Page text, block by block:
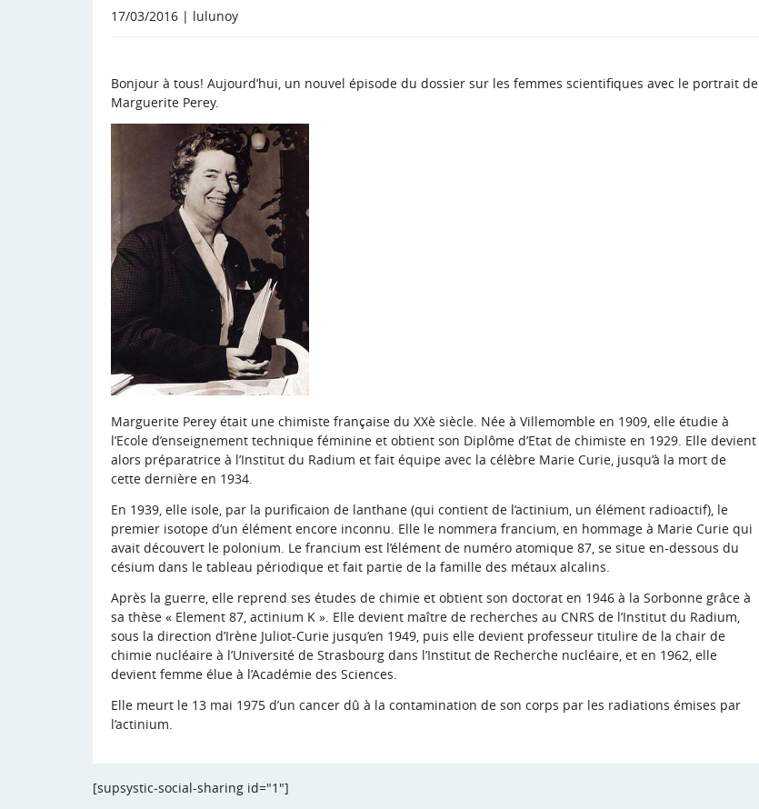
17/03/2016 | lulunoy
Bonjour à tous! Aujourd’hui, un nouvel épisode du dossier sur les femmes scientifiques avec le portrait de
Marguerite Perey.
Marguerite Perey était une chimiste française du XXè siècle. Née à Villemomble en 1909, elle étudie à
l’Ecole d’enseignement technique féminine et obtient son Diplôme d’Etat de chimiste en 1929. Elle devient
alors préparatrice à l’Institut du Radium et fait équipe avec la célèbre Marie Curie, jusqu’à la mort de
cette dernière en 1934.
En 1939, elle isole, par la purificaion de lanthane (qui contient de l’actinium, un élément radioactif), le
premier isotope d’un élément encore inconnu. Elle le nommera francium, en hommage à Marie Curie qui
avait découvert le polonium. Le francium est l’élément de numéro atomique 87, se situe en-dessous du
césium dans le tableau périodique et fait partie de la famille des métaux alcalins.
Après la guerre, elle reprend ses études de chimie et obtient son doctorat en 1946 à la Sorbonne grâce à
sa thèse « Element 87, actinium K ». Elle devient maître de recherches au CNRS de l’Institut du Radium,
sous la direction d’Irène Juliot-Curie jusqu’en 1949, puis elle devient professeur titulire de la chair de
chimie nucléaire à l’Université de Strasbourg dans l’Institut de Recherche nucléaire, et en 1962, elle
devient femme élue à l’Académie des Sciences.
Elle meurt le 13 mai 1975 d’un cancer dû à la contamination de son corps par les radiations émises par
l’actinium.
[supsystic-social-sharing id="1"]